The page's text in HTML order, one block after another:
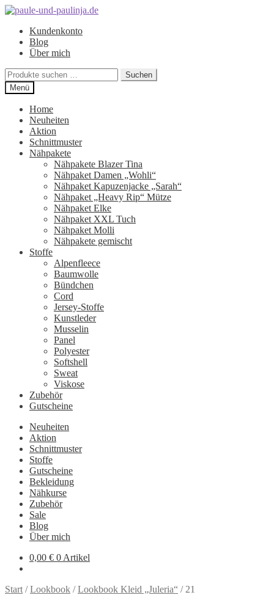
Zur
springen
Zum
springenKundenkonto
Blog
Über mich
Suchen
nach:
Suchen
Menü
Home
Neuheiten
Aktion
Schnittmuster
Nähpakete
Nähpakete Blazer Tina
Nähpaket Damen „Wohli“
Nähpaket Kapuzenjacke „Sarah“
Nähpaket „Heavy Rip“ Mütze
Nähpaket Elke
Nähpaket XXL Tuch
Nähpaket Molli
Nähpakete gemischt
Stoffe
Alpenfleece
Baumwolle
Bündchen
Cord
Jersey-Stoffe
Kunstleder
Musselin
Panel
Polyester
Softshell
Sweat
Viskose
Zubehör
Gutscheine
Neuheiten
Aktion
Schnittmuster
Stoffe
Gutscheine
Bekleidung
Nähkurse
Zubehör
Sale
Blog
Über mich
0,00 € 0 Artikel
Start /Lookbook /Lookbook Kleid „Juleria“ / 21